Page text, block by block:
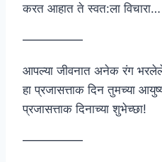
करत आहात ते स्वत:ला विचारा…
—————
आपल्या जीवनात अनेक रंग
हा प्रजासत्ताक दिन तुमच्या
प्रजासत्ताक दिनाच्या शुभेच्छा!
—————